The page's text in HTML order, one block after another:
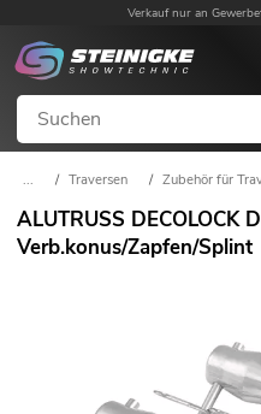
Verkauf nur an
... / Traversen / Zubehör für
ALUTRUSS DECOLOCK
Verb.konus/Zapfen/Splint